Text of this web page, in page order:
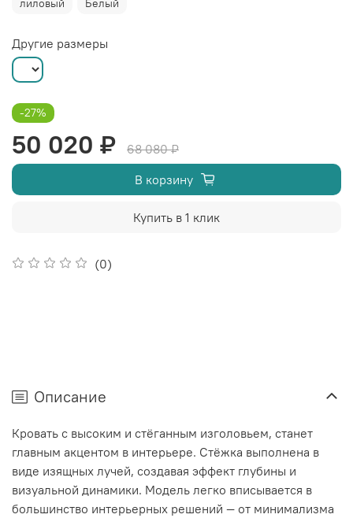
(0)
лиловый
Белый
-27%
50 020 ₽
68 080 ₽
В корзину
Купить в 1 клик
Другие размеры
Описание
Кровать с высоким и стёганным изголовьем, станет
главным акцентом в интерьере. Стёжка выполнена в
виде изящных лучей, создавая эффект глубины и
визуальной динамики. Модель легко вписывается в
большинство интерьерных решений — от минимализма